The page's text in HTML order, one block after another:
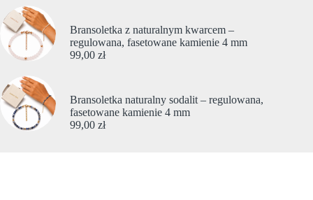
Bransoletka z naturalnym kwarcem –
regulowana, fasetowane kamienie 4 mm
99,00 zł
Bransoletka naturalny sodalit – regulowana,
fasetowane kamienie 4 mm
99,00 zł